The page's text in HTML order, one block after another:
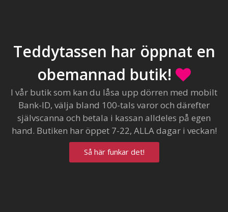
Teddytassen har öppnat en
obemannad butik!
I vår butik som kan du låsa upp dörren med mobilt
Bank-ID, välja bland 100-tals varor och därefter
självscanna och betala i kassan alldeles på egen
hand. Butiken har öppet 7-22, ALLA dagar i veckan!
Så här funkar det!